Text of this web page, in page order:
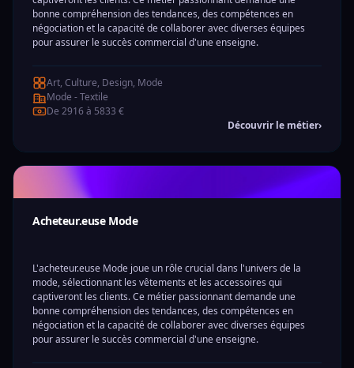
bonne compréhension des tendances, des compétences en
négociation et la capacité de collaborer avec diverses équipes
pour assurer le succès commercial d'une enseigne.
Art, Culture, Design, Mode
Mode - Textile
De 2916 à 5833 €
Découvrir le métier›
Acheteur.euse Mode
L'acheteur.euse Mode joue un rôle crucial dans l'univers de la
mode, sélectionnant les vêtements et les accessoires qui
captiveront les clients. Ce métier passionnant demande une
bonne compréhension des tendances, des compétences en
négociation et la capacité de collaborer avec diverses équipes
pour assurer le succès commercial d'une enseigne.